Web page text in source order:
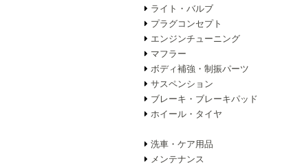
ライト・バルブ
プラグコンセプト
エンジンチューニング
マフラー
ボディ補強・制振パーツ
サスペンション
ブレーキ・ブレーキパッド
ホイール・タイヤ
洗車・ケア用品
メンテナンス